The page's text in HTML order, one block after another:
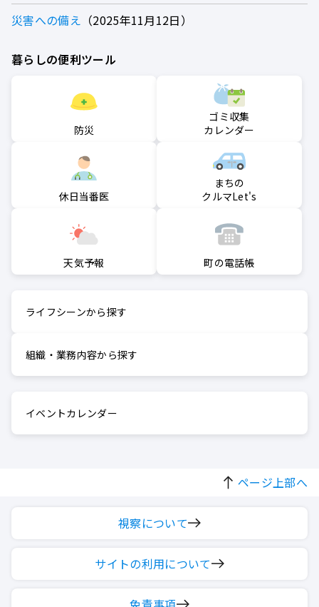
災害への備え 2025年11月12日
暮らしの便利ツール
防災
ゴミ収集
カレンダー
休日当番医
まちの
クルマLet's
天気予報 町の電話帳
ライフシーンから探す
組織・業務内容から探す
イベントカレンダー
ページ上部へ
視察について
サイトの利用について